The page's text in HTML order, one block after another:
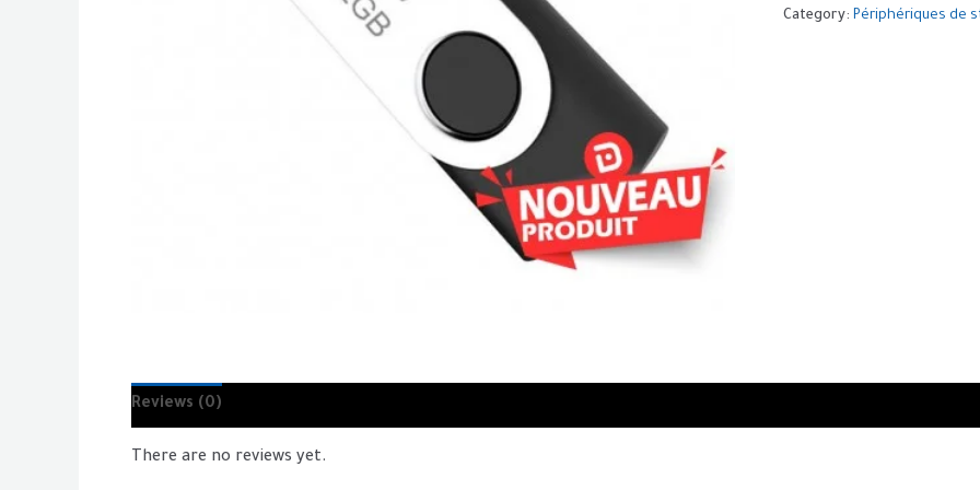
Category:Périphériques de
Reviews (0)
There are no reviews yet.